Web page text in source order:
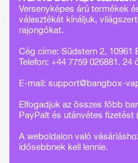
Versenyképes árú termékek
választékát kínáljuk,
rajongókat.
Cég címe: Südstern 2, 10961
Telefon: +44 7759 026881. 24
E-mail: support@bangbox-
Elfogadjuk az összes főbb
PayPalt és utánvétes fizetést
A weboldalon való
idősebbnek kell lennie.